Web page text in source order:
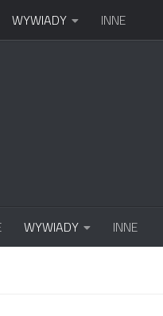
WYWIADY INNE
WYWIADY INNE